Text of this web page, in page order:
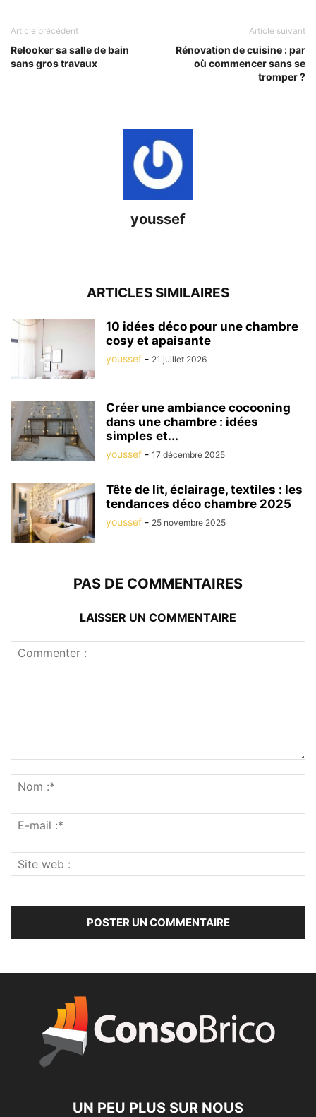
Article précédent
Relooker sa salle de bain
sans gros travaux
Article suivant
Rénovation de cuisine : par
où commencer sans se
tromper ?
youssef
ARTICLES SIMILAIRES
10 idées déco pour une chambre
cosy et apaisante
youssef - 21 juillet 2026
Créer une ambiance cocooning
dans une chambre : idées
simples et...
youssef - 17 décembre 2025
Tête de lit, éclairage, textiles : les
tendances déco chambre 2025
youssef - 25 novembre 2025
PAS DE COMMENTAIRES
LAISSER UN COMMENTAIRE
UN PEU PLUS SUR NOUS